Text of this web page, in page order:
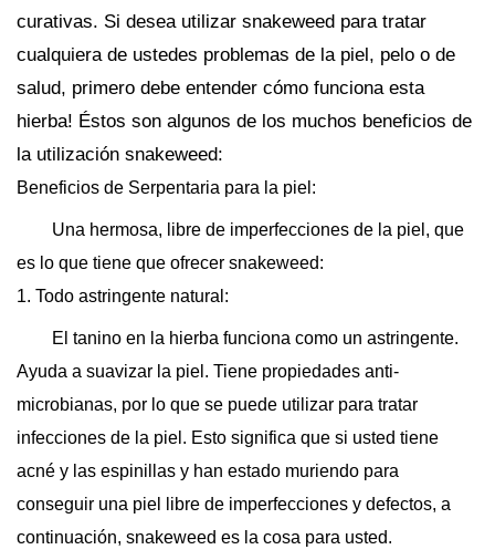
curativas. Si desea utilizar snakeweed para tratar
cualquiera de ustedes problemas de la piel, pelo o de
salud, primero debe entender cómo funciona esta
hierba! Éstos son algunos de los muchos beneficios de
la utilización snakeweed:
Beneficios de Serpentaria para la piel:
Una hermosa, libre de imperfecciones de la piel, que
es lo que tiene que ofrecer snakeweed:
1. Todo astringente natural:
El tanino en la hierba funciona como un astringente.
Ayuda a suavizar la piel. Tiene propiedades anti-
microbianas, por lo que se puede utilizar para tratar
infecciones de la piel. Esto significa que si usted tiene
acné y las espinillas y han estado muriendo para
conseguir una piel libre de imperfecciones y defectos, a
continuación, snakeweed es la cosa para usted.